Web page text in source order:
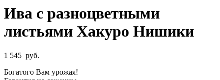
Ива с разноцветными
листьями Хакуро Нишики
1 545 руб.
Богатого Вам урожая!